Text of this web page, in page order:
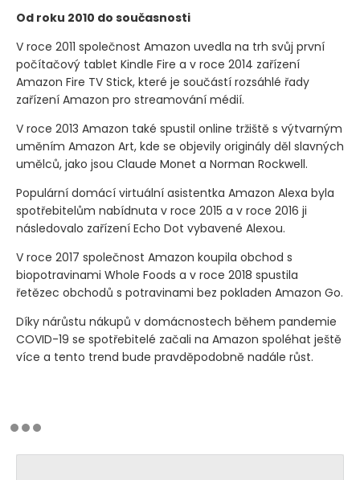
Od roku 2010 do současnosti
V roce 2011 společnost Amazon uvedla na trh svůj první
počítačový tablet Kindle Fire a v roce 2014 zařízení
Amazon Fire TV Stick, které je součástí rozsáhlé řady
zařízení Amazon pro streamování médií.
V roce 2013 Amazon také spustil online tržiště s výtvarným
uměním Amazon Art, kde se objevily originály děl slavných
umělců, jako jsou Claude Monet a Norman Rockwell.
Populární domácí virtuální asistentka Amazon Alexa byla
spotřebitelům nabídnuta v roce 2015 a v roce 2016 ji
následovalo zařízení Echo Dot vybavené Alexou.
V roce 2017 společnost Amazon koupila obchod s
biopotravinami Whole Foods a v roce 2018 spustila
řetězec obchodů s potravinami bez pokladen Amazon Go.
Díky nárůstu nákupů v domácnostech během pandemie
COVID-19 se spotřebitelé začali na Amazon spoléhat ještě
více a tento trend bude pravděpodobně nadále růst.